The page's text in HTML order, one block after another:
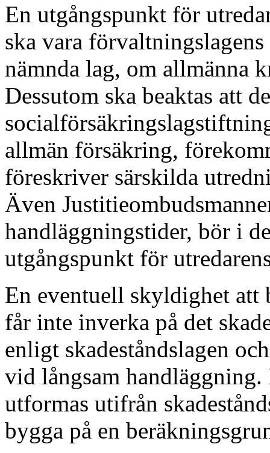
En utgångspunkt för
ska vara
nämnda lag, om allmänna
Dessutom ska beaktas att
allmän försäkring,
föreskriver särskilda
Även
handläggningstider, bör i
utgångspunkt för
En eventuell skyldighet att
får inte inverka på det
enligt skadeståndslagen
vid långsam
utformas utifrån
bygga på en